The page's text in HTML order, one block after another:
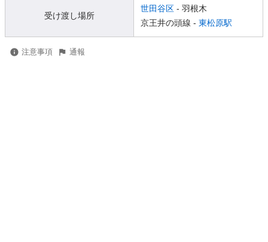
受け渡し場所
世田谷区 - 羽根木
京王井の頭線 - 東松原駅
注意事項 通報